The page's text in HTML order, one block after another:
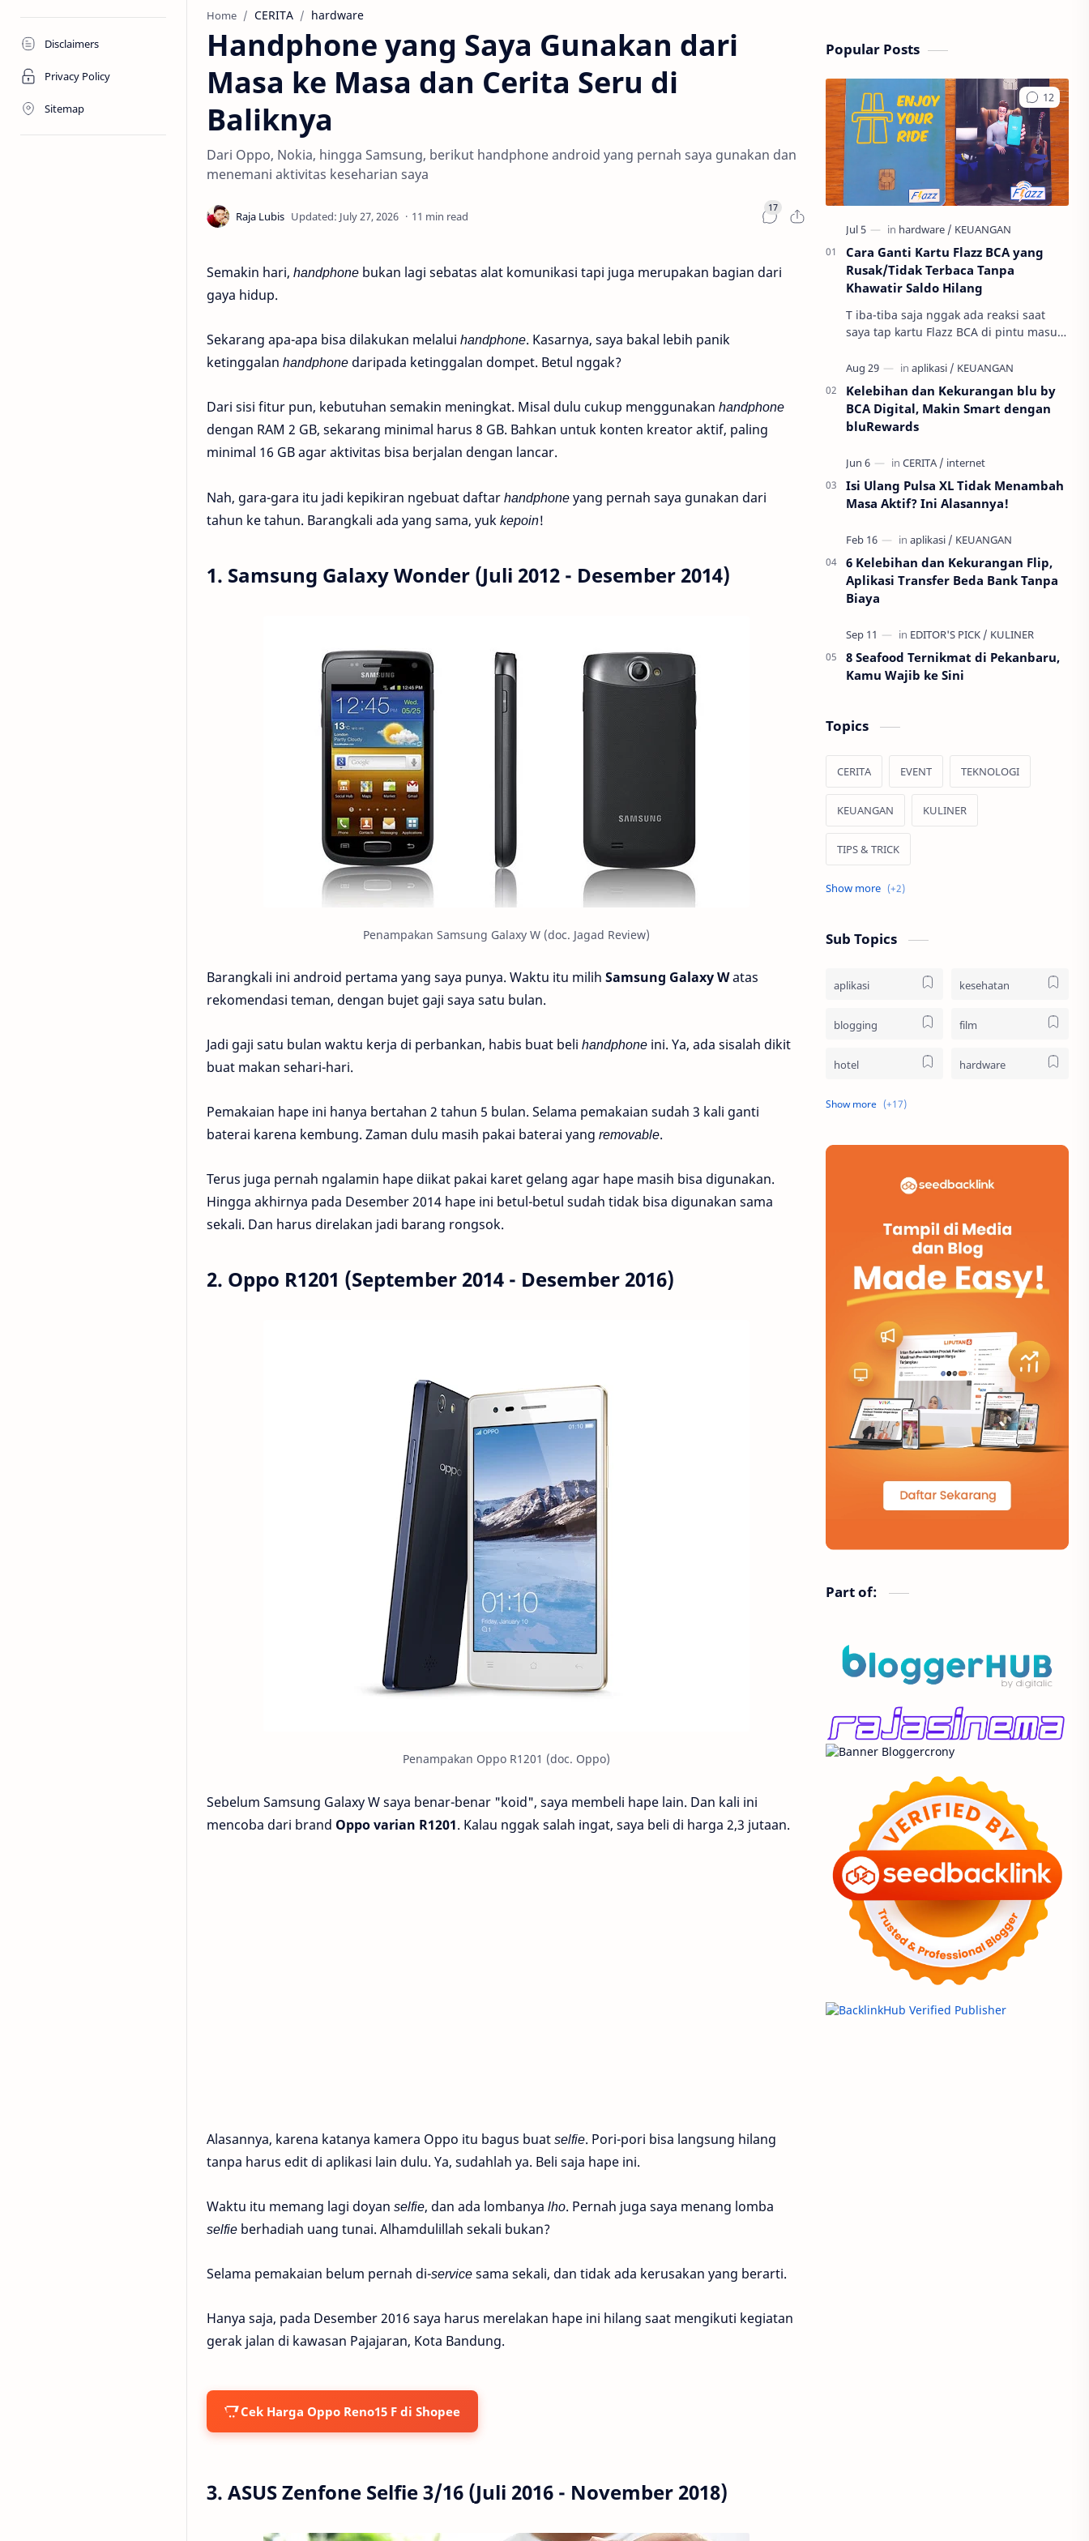
Disclaimers
Privacy Policy
Sitemap
Home CERITA hardware
Handphone yang Saya Gunakan dari
Masa ke Masa dan Cerita Seru di
Baliknya
Dari Oppo, Nokia, hingga Samsung, berikut handphone android yang pernah saya gunakan dan
menemani aktivitas keseharian saya
11 min read
Semakin hari, handphone bukan lagi sebatas alat komunikasi tapi juga merupakan bagian dari
gaya hidup.
Sekarang apa-apa bisa dilakukan melalui handphone. Kasarnya, saya bakal lebih panik
ketinggalan handphone daripada ketinggalan dompet. Betul nggak?
Dari sisi fitur pun, kebutuhan semakin meningkat. Misal dulu cukup menggunakan handphone
dengan RAM 2 GB, sekarang minimal harus 8 GB. Bahkan untuk konten kreator aktif, paling
minimal 16 GB agar aktivitas bisa berjalan dengan lancar.
Nah, gara-gara itu jadi kepikiran ngebuat daftarhandphoneyang pernah saya gunakan dari
tahun ke tahun. Barangkali ada yang sama, yukkepoin!
1. Samsung Galaxy Wonder (Juli 2012 - Desember 2014)
Penampakan Samsung Galaxy W (doc. Jagad Review)
Barangkali ini android pertama yang saya punya. Waktu itu milih Samsung Galaxy Watas
rekomendasi teman, dengan bujet gaji saya satu bulan.
Jadi gaji satu bulan waktu kerja di perbankan, habis buat beli handphone ini. Ya, ada sisalah dikit
buat makan sehari-hari.
Pemakaian hape ini hanya bertahan 2 tahun 5 bulan. Selama pemakaian sudah 3 kali ganti
baterai karena kembung. Zaman dulu masih pakai baterai yang removable.
Terus juga pernah ngalamin hape diikat pakai karet gelang agar hape masih bisa digunakan.
Hingga akhirnya pada Desember 2014 hape ini betul-betul sudah tidak bisa digunakan sama
sekali. Dan harus direlakan jadi barang rongsok.
2. Oppo R1201 (September 2014 - Desember 2016)
Penampakan Oppo R1201 (doc. Oppo)
Sebelum Samsung Galaxy W saya benar-benar "koid", saya membeli hape lain. Dan kali ini
mencoba dari brand Oppo varian R1201. Kalau nggak salah ingat, saya beli di harga 2,3 jutaan.
Alasannya, karena katanya kamera Oppo itu bagus buatselfie. Pori-pori bisa langsung hilang
tanpa harus edit di aplikasi lain dulu. Ya, sudahlah ya. Beli saja hape ini.
Waktu itu memang lagi doyan selfie, dan ada lombanya lho. Pernah juga saya menang lomba
selfie berhadiah uang tunai. Alhamdulillah sekali bukan?
Selama pemakaian belum pernah di-servicesama sekali, dan tidak ada kerusakan yang berarti.
Hanya saja, pada Desember 2016 saya harus merelakan hape ini hilang saat mengikuti kegiatan
gerak jalan di kawasan Pajajaran, Kota Bandung.
Cek Harga Oppo Reno15 F di Shopee
3. ASUS Zenfone Selfie 3/16 (Juli 2016 - November 2018)
Popular Posts
Cara Ganti Kartu Flazz BCA yang
Rusak/Tidak Terbaca Tanpa
Khawatir Saldo Hilang
T iba-tiba saja nggak ada reaksi saat
saya tap kartu Flazz BCA di pintu masuk
nggak mungkin muter balik. P…
Kelebihan dan Kekurangan blu by
BCA Digital, Makin Smart dengan
bluRewards
Isi Ulang Pulsa XL Tidak Menambah
Masa Aktif? Ini Alasannya!
6 Kelebihan dan Kekurangan Flip,
Aplikasi Transfer Beda Bank Tanpa
Biaya
8 Seafood Ternikmat di Pekanbaru,
Kamu Wajib ke Sini
Topics
CERITA EVENT TEKNOLOGI
KEUANGAN KULINER
TIPS & TRICK
JALAN JALAN
Sub Topics
aplikasi kesehatan
blogging film
hotel hardware
pendidikan
destinasi logistik
bioskop
media sosial
website bisnis
buku
parenting
software transportasi
pertunjukan
Part of: